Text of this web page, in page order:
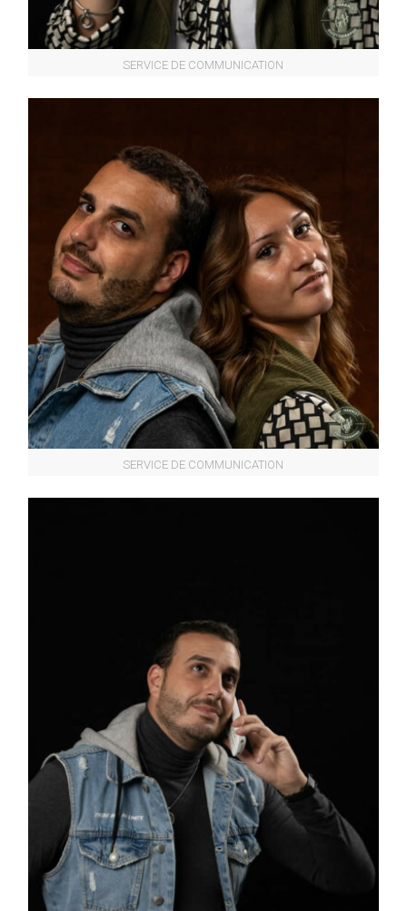
SERVICE DE COMMUNICATION
SERVICE DE COMMUNICATION